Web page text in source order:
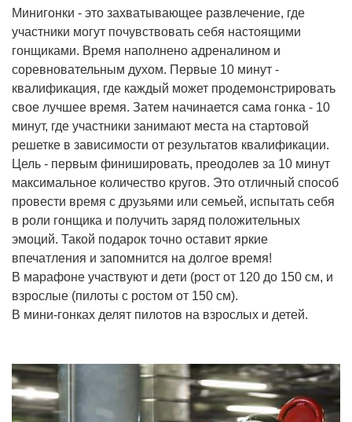
Минигонки - это захватывающее развлечение, где
участники могут почувствовать себя настоящими
гонщиками. Время наполнено адреналином и
соревновательным духом. Первые 10 минут -
квалификация, где каждый может продемонстрировать
свое лучшее время. Затем начинается сама гонка - 10
минут, где участники занимают места на стартовой
решетке в зависимости от результатов квалификации.
Цель - первым финишировать, преодолев за 10 минут
максимальное количество кругов. Это отличный способ
провести время с друзьями или семьей, испытать себя
в роли гонщика и получить заряд положительных
эмоций. Такой подарок точно оставит яркие
впечатления и запомнится на долгое время!
В марафоне участвуют и дети (рост от 120 до 150 см, и
взрослые (пилоты с ростом от 150 см).
В мини-гонках делят пилотов на взрослых и детей.